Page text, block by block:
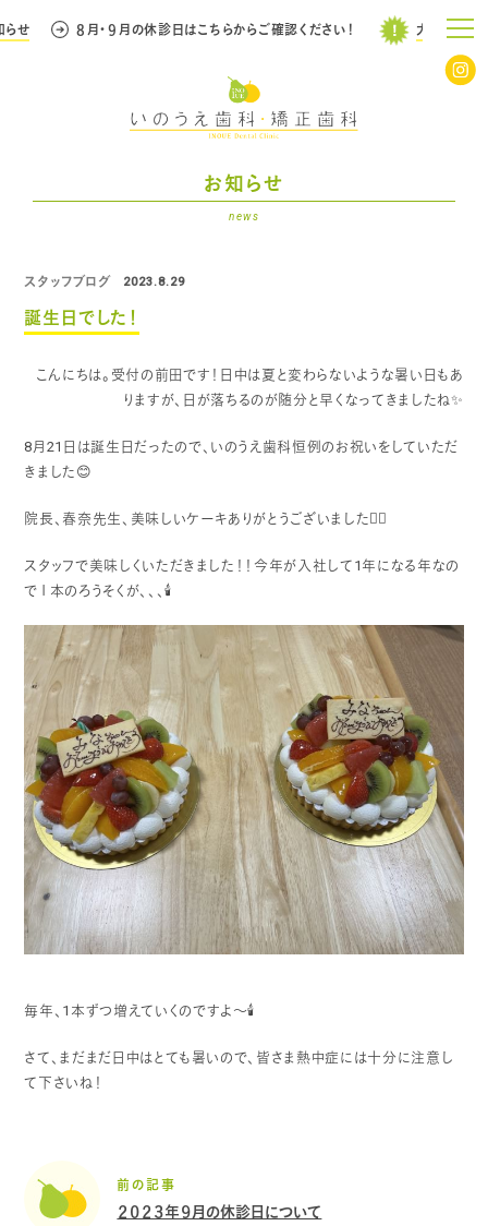
せ ８月・９月の休診日はこちらからご確認ください！ 大事なお知ら
お知らせ
news
スタッフブログ 2023.8.29
誕生日でした！
こんにちは。受付の前田です！ 日中は夏と変わらないような暑い日もあ
りますが、日が落ちるのが随分と早くなってきましたね✨
8月 21 日は誕生日だったので、いのうえ歯科恒例のお祝いをしていただ
きました 😊
院長、春奈先生、美味しいケーキありがとうございました❤️‍🔥
スタッフで美味しくいただきました！！今年が入社して 1 年になる年なの
で１本のろうそくが、、、🕯
毎年、 1 本ずつ増えていくのですよ〜🕯
さて、まだまだ日中はとても暑いので、皆さま熱中症には十分に注意し
て下さいね！
前の記事
２０２３年９月の休診日について